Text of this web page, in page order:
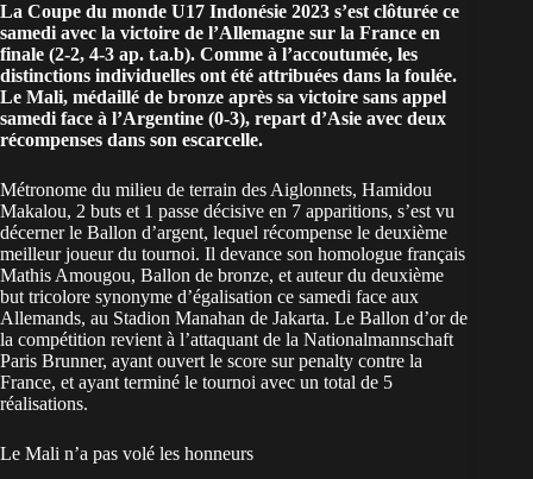
La Coupe du monde U17 Indonésie 2023 s’est clôturée ce
samedi avec la victoire de l’Allemagne sur la France en
finale (2-2, 4-3 ap. t.a.b). Comme à l’accoutumée, les
distinctions individuelles ont été attribuées dans la foulée.
Le Mali, médaillé de bronze après sa victoire sans appel
samedi face à l’Argentine (0-3), repart d’Asie avec deux
récompenses dans son escarcelle.
Métronome du milieu de terrain des Aiglonnets, Hamidou
Makalou, 2 buts et 1 passe décisive en 7 apparitions, s’est vu
décerner le Ballon d’argent, lequel récompense le deuxième
meilleur joueur du tournoi. Il devance son homologue français
Mathis Amougou, Ballon de bronze, et auteur du deuxième
but tricolore synonyme d’égalisation ce samedi face aux
Allemands, au Stadion Manahan de Jakarta. Le Ballon d’or de
la compétition revient à l’attaquant de la Nationalmannschaft
Paris Brunner, ayant ouvert le score sur penalty contre la
France, et ayant terminé le tournoi avec un total de 5
réalisations.
Le Mali n’a pas volé les honneurs